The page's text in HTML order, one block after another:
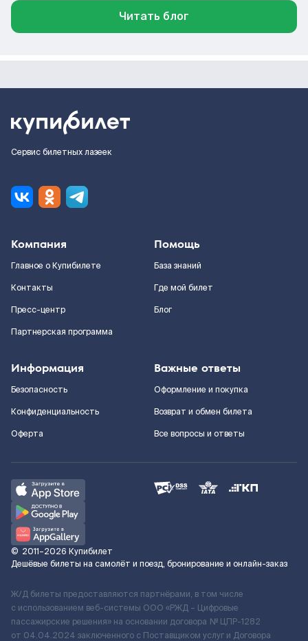
Читать блог
Сервис билетных лазеек
Компания
Главное о Купибилете
Контакты
Пресс-центр
Партнерская программа
Помощь
База знаний
Где мой билет
Блог
Информация
Безопасность
Конфиденциальность
Оферта
Важные ответы
Оформление и покупка
Возврат и обмен билета
Все вопросы и ответы
© 2011–2026 Купибилет
Дешёвые билеты на самолёт и поезд, бронирование и онлайн-заказ
Ж/Д билеты предоставляются партнёрами, в том числе
с использованием веб-системы ООО «РЖД – Цифровые
пассажирские решения» на основании договора № ЦПР-1282
от 04.04.2024 заключенного с Поставщиком услуг и Договора